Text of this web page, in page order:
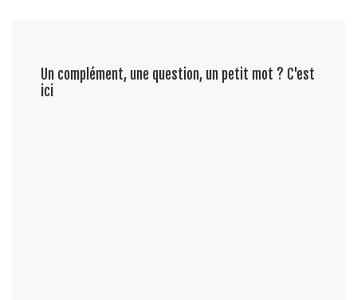
Un complément, une question, un petit mot ? C'est
ici